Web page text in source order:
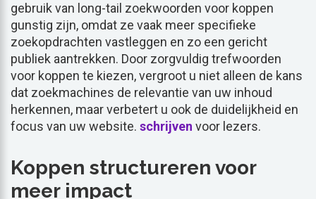
gebruik van long-tail zoekwoorden voor koppen
gunstig zijn, omdat ze vaak meer specifieke
zoekopdrachten vastleggen en zo een gericht
publiek aantrekken. Door zorgvuldig trefwoorden
voor koppen te kiezen, vergroot u niet alleen de kans
dat zoekmachines de relevantie van uw inhoud
herkennen, maar verbetert u ook de duidelijkheid en
focus van uw website. schrijven voor lezers.
Koppen structureren voor
meer impact